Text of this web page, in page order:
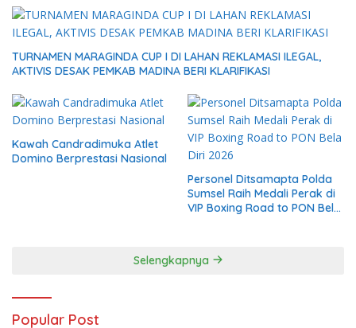
TURNAMEN MARAGINDA CUP I DI LAHAN REKLAMASI ILEGAL,
AKTIVIS DESAK PEMKAB MADINA BERI KLARIFIKASI
Kawah Candradimuka Atlet
Domino Berprestasi Nasional
Personel Ditsamapta Polda
Sumsel Raih Medali Perak di
VIP Boxing Road to PON Bela
Selengkapnya
Popular Post